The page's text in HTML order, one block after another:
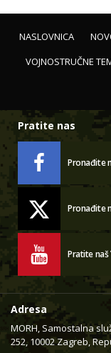
NASLOVNICA
VOJNOSTRUČNE
Pratite nas
Pronađite
Pronađite
Pratite naš
Adresa
MORH, Samostalna
252, 10002 Zagreb,